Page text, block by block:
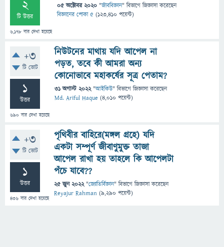
2
টি উত্তর
6,178 বার দেখা হয়েছে
05 অক্টোবর 2020 "জীববিজ্ঞান" বিভাগে জিজ্ঞাসাকরেছেন
বিজ্ঞানের পোকা ৫ (123,410 পয়েন্ট)
+3
টি ভোট
1
উত্তর
690 বার দেখা হয়েছে
নিউটনের মাথায় যদি আপেল না
পড়ত, তবে কী আমরা অন্য
কোনোভাবে মহাকর্ষের সূত্র পেতাম?
31 অগাস্ট 2022 "আইকিউ" বিভাগে জিজ্ঞাসাকরেছেন
Md. Ariful Haque (4,010 পয়েন্ট)
+3
টি ভোট
1
উত্তর
436 বার দেখা হয়েছে
পৃথিবীর বাহিরে(মঙ্গল গ্রহে) যদি
একটা সম্পূর্ণ জীবাণুমুক্ত তাজা
আপেল রাখা হয় তাহলে কি আপেলটা
পঁচে যাবে??
25 জুন 2022 "জ্যোতির্বিজ্ঞান" বিভাগে জিজ্ঞাসাকরেছেন
Reyajur Rahman (9,290 পয়েন্ট)